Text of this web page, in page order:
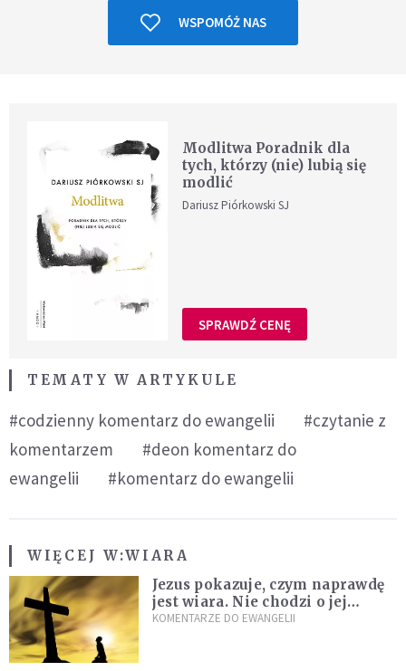
WSPOMÓŻ NAS
Modlitwa Poradnik dla
tych, którzy (nie) lubią się
modlić
Dariusz Piórkowski SJ
SPRAWDŹ CENĘ
TEMATY W ARTYKULE
#codzienny komentarz do ewangelii
#czytanie z
komentarzem
#deon komentarz do
ewangelii
#komentarz do ewangelii
WIĘCEJ W:WIARA
Jezus pokazuje, czym naprawdę
jest wiara. Nie chodzi o jej
wielkość
KOMENTARZE DO EWANGELII